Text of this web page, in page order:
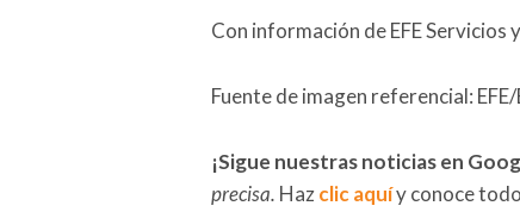
Con información de EFE Servicios
Fuente de imagen referencial:
¡Sigue nuestras noticias en
precisa. Hazclic aquíy conoce